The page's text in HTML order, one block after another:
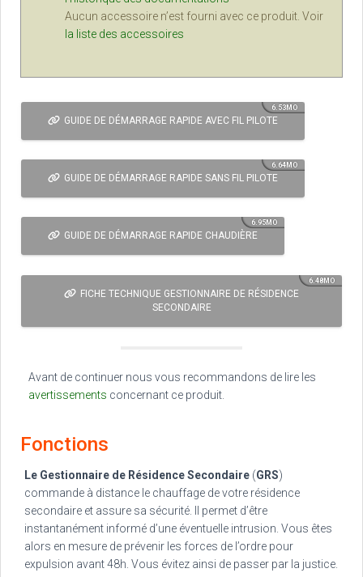
Aucun accessoire n’est fourni avec ce produit. Voir
la liste des accessoires
GUIDE DE DÉMARRAGE RAPIDE AVEC FIL PILOTE
6.53MO
GUIDE DE DÉMARRAGE RAPIDE SANS FIL PILOTE
6.64MO
GUIDE DE DÉMARRAGE RAPIDE CHAUDIÈRE
6.95MO
FICHE TECHNIQUE GESTIONNAIRE DE RÉSIDENCE
SECONDAIRE
6.48MO
Avant de continuer nous vous recommandons de lire les
avertissements concernant ce produit.
Fonctions
Le Gestionnaire de Résidence Secondaire(GRS)
commande à distance le chauffage de votre résidence
secondaire et assure sa sécurité. Il permet d’être
instantanément informé d’une éventuelle intrusion. Vous êtes
alors en mesure de prévenir les forces de l’ordre pour
expulsion avant 48h. Vous évitez ainsi de passer par la justice.